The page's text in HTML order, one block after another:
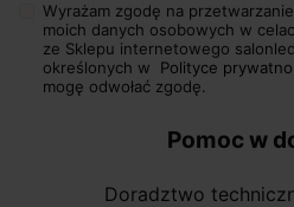
Wyrażam zgodę na
moich danych osobowych w
ze Sklepu internetowego
określonych w Polityce
mogę odwołać zgodę.
Pomoc w
Doradztwo